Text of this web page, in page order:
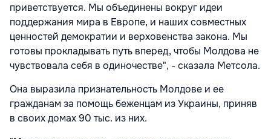
приветствуется. Мы объединены вокруг идеи
поддержания мира в Европе, и наших совместных
ценностей демократии и верховенства закона. Мы
готовы прокладывать путь вперед, чтобы Молдова не
чувствовала себя в одиночестве", - сказала Метсола.
Она выразила признательность Молдове и ее
гражданам за помощь беженцам из Украины, приняв
в своих домах 90 тыс. из них.